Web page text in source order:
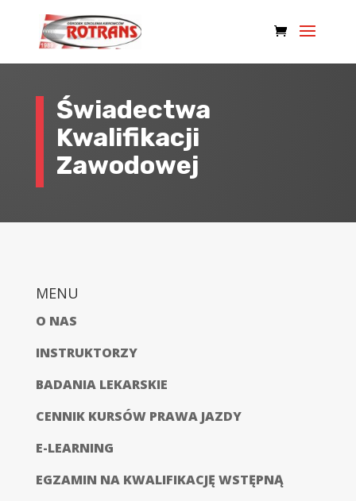
Świadectwa
Kwalifikacji
Zawodowej
MENU
O NAS
INSTRUKTORZY
BADANIA LEKARSKIE
CENNIK KURSÓW PRAWA JAZDY
E-LEARNING
EGZAMIN NA KWALIFIKACJĘ WSTĘPNĄ